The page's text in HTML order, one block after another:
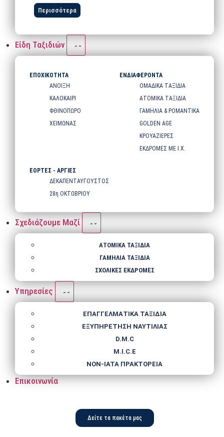
Περισσότερα
Είδη Ταξιδιών
ΕΠΟΧΙΚΟΤΗΤΑ
ΑΝΟΙΞΗ
ΚΑΛΟΚΑΙΡΙ
ΦΘΙΝΟΠΩΡΟ
ΧΕΙΜΩΝΑΣ
ΕΝΔΙΑΦΕΡΟΝΤΑ
ΟΜΑΔΙΚΑ ΤΑΞΙΔΙΑ
ΑΤΟΜΙΚΑ ΤΑΞΙΔΙΑ
ΓΑΜΗΛΙΑ & ΡΟΜΑΝΤΙΚΑ
GOLDEN AGE
ΚΡΟΥΑΖΙΕΡΕΣ
ΕΚΔΡΟΜΕΣ ΜΕ Ι.Χ.
ΕΟΡΤΕΣ - ΑΡΓΙΕΣ
ΔΕΚΑΠΕΝΤΑΥΓΟΥΣΤΟΣ
28η ΟΚΤΩΒΡΙΟΥ
Σχεδιάζουμε Μαζί
ΑΤΟΜΙΚΑ ΤΑΞΙΔΙΑ
ΓΑΜΗΛΙΑ ΤΑΞΙΔΙΑ
ΣΧΟΛΙΚΕΣ ΕΚΔΡΟΜΕΣ
Υπηρεσίες
ΕΠΑΓΓΕΛΜΑΤΙΚΑ ΤΑΞΙΔΙΑ
ΕΞΥΠΗΡΕΤΗΣΗ ΝΑΥΤΙΛΙΑΣ
D.M.C
M.I.C.E
NΟΝ-IATA ΠΡΑΚΤΟΡΕΙΑ
Επικοινωνία
Δείτε τα πακέτα μας